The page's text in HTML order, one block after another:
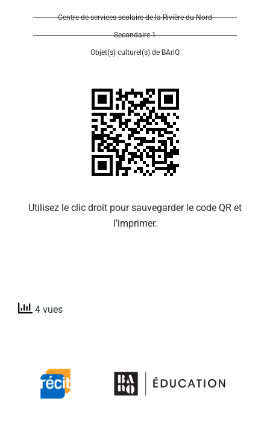
Centre de services scolaire de la Rivière-du-Nord
Secondaire 1
Objet(s) culturel(s) de BAnQ
Utilisez le clic droit pour sauvegarder le code QR et
l’imprimer.
4 vues